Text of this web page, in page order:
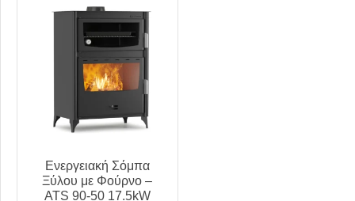
Ενεργειακή Σόμπα
Ξύλου με Φούρνο –
ATS 90-50 17.5kW